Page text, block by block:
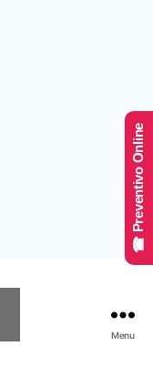
Menu
☎ Preventivo Online